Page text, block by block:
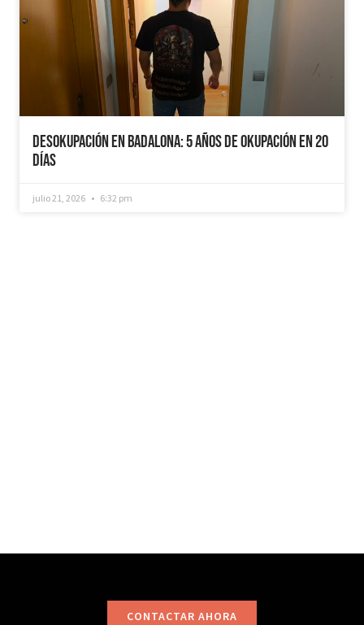
Desokupación en Badalona: 5 años de Okupación en 20
días
julio 21, 2026 6:32 pm
CONTACTAR AHORA